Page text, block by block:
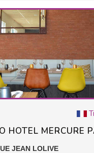
HOTEL MERCURE
JEAN LOLIVE